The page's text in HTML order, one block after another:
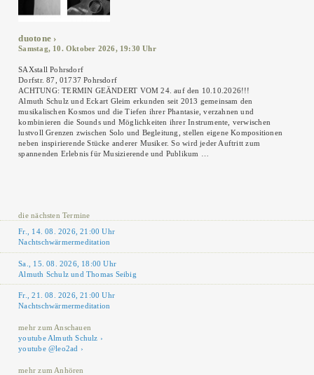
duotone
Samstag, 10. Oktober 2026, 19:30 Uhr
SAXstall Pohrsdorf
Dorfstr. 87, 01737 Pohrsdorf
ACHTUNG: TERMIN GEÄNDERT VOM 24. auf den 10.10.2026!!!
Almuth Schulz und Eckart Gleim erkunden seit 2013 gemeinsam den
musikalischen Kosmos und die Tiefen ihrer Phantasie, verzahnen und
kombinieren die Sounds und Möglichkeiten ihrer Instrumente, verwischen
lustvoll Grenzen zwischen Solo und Begleitung, stellen eigene Kompositionen
neben inspirierende Stücke anderer Musiker. So wird jeder Auftritt zum
spannenden Erlebnis für Musizierende und Publikum …
die nächsten Termine
Fr., 14. 08. 2026, 21:00 Uhr
Nachtschwärmermeditation
Sa., 15. 08. 2026, 18:00 Uhr
Almuth Schulz und Thomas Seibig
Fr., 21. 08. 2026, 21:00 Uhr
Nachtschwärmermeditation
mehr zum Anschauen
youtube Almuth Schulz
youtube @leo2ad
mehr zum Anhören